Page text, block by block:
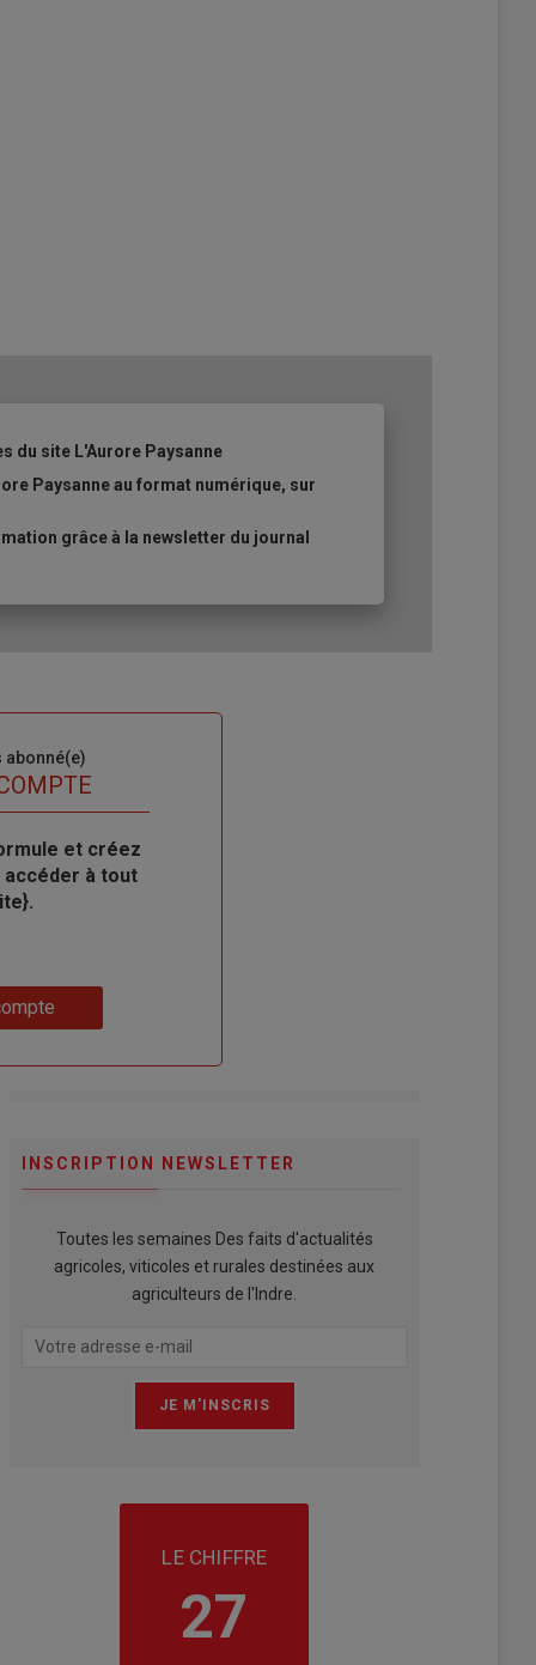
du site L'Aurore Paysanne
Paysanne au format numérique, sur
grâce à la newsletter du journal
abonné(e)
et créez
à tout
INSCRIPTION NEWSLETTER
Toutes les semaines Des faits d'actualités
agricoles, viticoles et rurales destinées aux
agriculteurs de l'Indre.
LE CHIFFRE
27